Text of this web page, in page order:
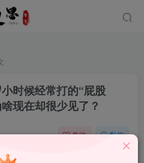
时候经常打的“屁股
现在却很少见了？
关注 私信